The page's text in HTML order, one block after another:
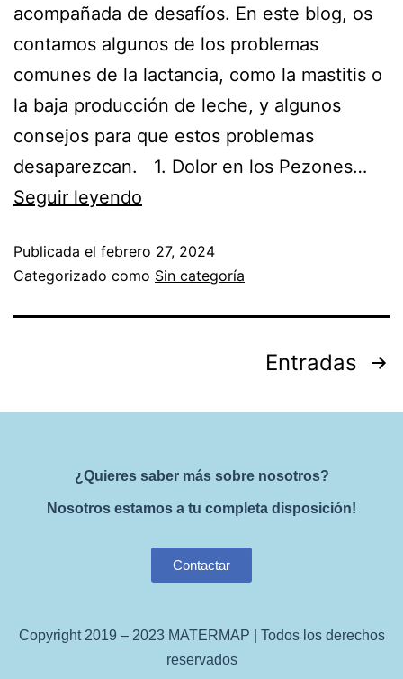
acompañada de desafíos. En este blog, os
contamos algunos de los problemas
comunes de la lactancia, como la mastitis o
la baja producción de leche, y algunos
consejos para que estos problemas
desaparezcan. 1. Dolor en los Pezones…
Seguir leyendo
Publicada el febrero 27, 2024
Categorizado como Sin categoría
Entradas
¿Quieres saber más sobre nosotros?
Nosotros estamos a tu completa disposición!
Contactar
Copyright 2019 – 2023 MATERMAP | Todos los derechos
reservados